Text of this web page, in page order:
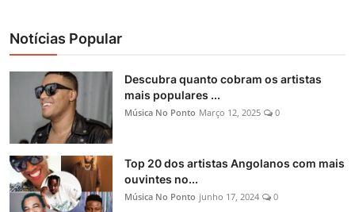
Notícias Popular
Descubra quanto cobram os artistas
mais populares ...
Música No Ponto Março 12, 2025 0
Top 20 dos artistas Angolanos com mais
ouvintes no...
Música No Ponto junho 17, 2024 0